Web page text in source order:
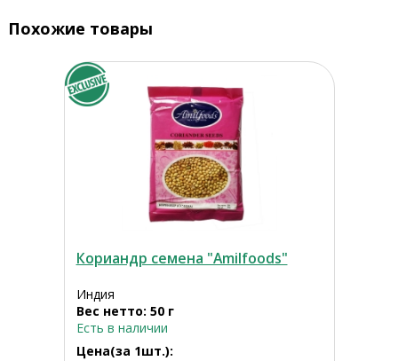
Похожие товары
Кориандр семена "Amilfoods"
Индия
Вес нетто: 50 г
Есть в наличии
Цена(за 1шт.):